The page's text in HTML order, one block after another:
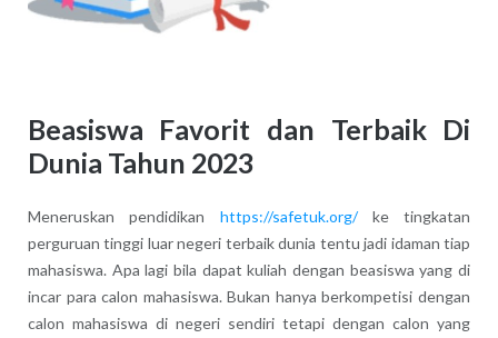
Beasiswa Favorit dan Terbaik Di
Dunia Tahun 2023
Meneruskan pendidikan https://safetuk.org/ke tingkatan
perguruan tinggi luar negeri terbaik dunia tentu jadi idaman tiap
mahasiswa. Apa lagi bila dapat kuliah dengan beasiswa yang di
incar para calon mahasiswa. Bukan hanya berkompetisi dengan
calon mahasiswa di negeri sendiri tetapi dengan calon yang